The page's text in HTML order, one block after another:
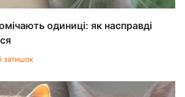
одиниці: як насправді
затишок